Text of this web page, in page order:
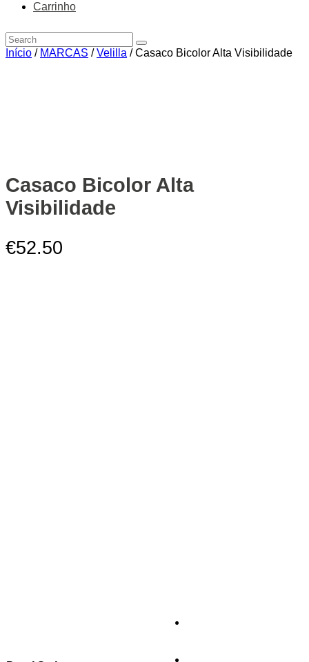
Carrinho
Início / MARCAS /Velilla / Casaco Bicolor Alta Visibilidade
Casaco Bicolor Alta
Visibilidade
€52.50